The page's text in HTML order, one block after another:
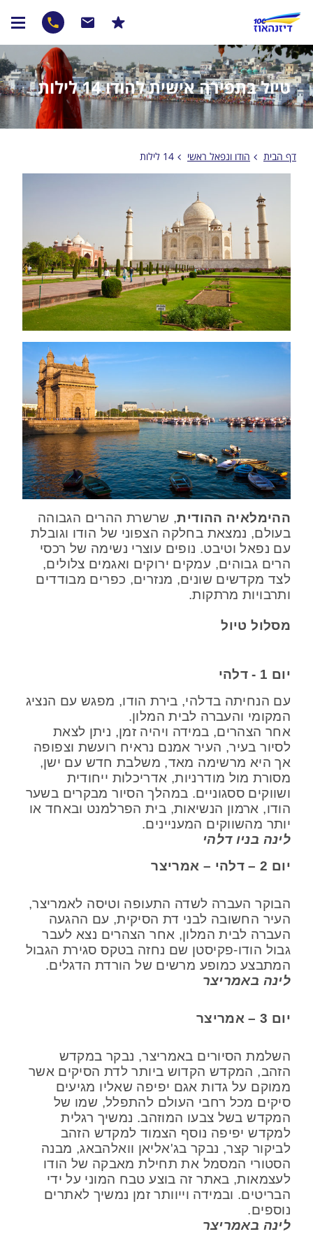
טיול בתפירה אישית להודו 14 לילות
דף הבית הודו ונפאל ראשי 14 לילות
ההימלאיה ההודית, שרשרת ההרים הגבוהה
בעולם, נמצאת בחלקה הצפוני של הודו וגובלת
עם נפאל וטיבט. נופים עוצרי נשימה של רכסי
הרים גבוהים, עמקים ירוקים ואגמים צלולים,
לצד מקדשים שונים, מנזרים, כפרים מבודדים
ותרבויות מרתקות.
מסלול טיול
יום 1 - דלהי
עם הנחיתה בדלהי, בירת הודו, מפגש עם הנציג
המקומי והעברה לבית המלון.
אחר הצהרים, במידה ויהיה זמן, ניתן לצאת
לסיור בעיר, העיר אמנם נראיח רועשת וצפופה
אך היא מרשימה מאד, משלבת חדש עם ישן,
מסורת מול מודרניות, אדריכלות ייחודית
ושווקים ססגוניים. במהלך הסיור מבקרים בשער
הודו, ארמון הנשיאות, בית הפרלמנט ובאחד או
יותר מהשווקים המעניינים.
לינה בניו דלהי
יום 2 – דלהי – אמריצר
הבוקר העברה לשדה התעופה וטיסה לאמריצר,
העיר החשובה לבני דת הסיקית, עם ההגעה
העברה לבית המלון, אחר הצהרים נצא לעבר
גבול הודו-פקיסטן שם נחזה בטקס סגירת הגבול
המתבצע כמופע מרשים של הורדת הדגלים.
לינה באמריצר
יום 3 – אמריצר
השלמת הסיורים באמריצר, נבקר במקדש
הזהב, המקדש הקדוש ביותר לדת הסיקים אשר
ממוקם על גדות אגם יפיפה שאליו מגיעים
סיקים מכל רחבי העולם להתפלל, שמו של
המקדש בשל צבעו המוזהב. נמשיך רגלית
למקדש יפיפה נוסף הצמוד למקדש הזהב
לביקור קצר, נבקר בג'אליאן וואלהבאג, מבנה
הסטורי המסמל את תחילת מאבקה של הודו
לעצמאות, באתר זה בוצע טבח המוני על ידי
הבריטים. ובמידה וייוותר זמן נמשיך לאתרים
נוספים.
לינה באמריצר